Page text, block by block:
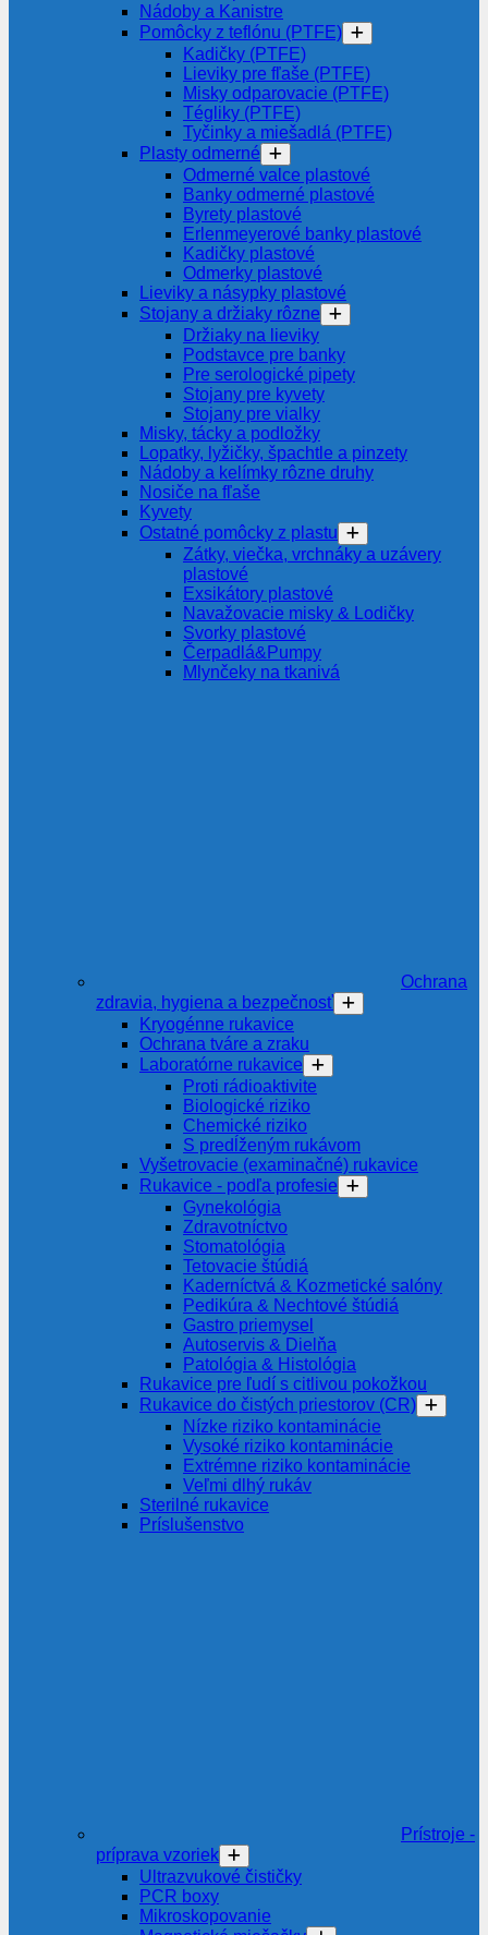
Nádoby a Kanistre
Pomôcky z teflónu (PTFE)
Kadičky (PTFE)
Lieviky pre fľaše (PTFE)
Misky odparovacie (PTFE)
Tégliky (PTFE)
Tyčinky a miešadlá (PTFE)
Plasty odmerné
Odmerné valce plastové
Banky odmerné plastové
Byrety plastové
Erlenmeyerové banky plastové
Kadičky plastové
Odmerky plastové
Lieviky a násypky plastové
Stojany a držiaky rôzne
Držiaky na lieviky
Podstavce pre banky
Pre serologické pipety
Stojany pre kyvety
Stojany pre vialky
Misky, tácky a podložky
Lopatky, lyžičky, špachtle a pinzety
Nádoby a kelímky rôzne druhy
Nosiče na fľaše
Kyvety
Ostatné pomôcky z plastu
Zátky, viečka, vrchnáky a uzávery
plastové
Exsikátory plastové
Navažovacie misky & Lodičky
Svorky plastové
Čerpadlá&Pumpy
Mlynčeky na tkanivá
Ochrana
zdravia, hygiena a bezpečnosť
Kryogénne rukavice
Ochrana tváre a zraku
Laboratórne rukavice
Proti rádioaktivite
Biologické riziko
Chemické riziko
S predĺženým rukávom
Vyšetrovacie (examinačné) rukavice
Rukavice - podľa profesie
Gynekológia
Zdravotníctvo
Stomatológia
Tetovacie štúdiá
Kaderníctvá & Kozmetické salóny
Pedikúra & Nechtové štúdiá
Gastro priemysel
Autoservis & Dielňa
Patológia & Histológia
Rukavice pre ľudí s citlivou pokožkou
Rukavice do čistých priestorov (CR)
Nízke riziko kontaminácie
Vysoké riziko kontaminácie
Extrémne riziko kontaminácie
Veľmi dlhý rukáv
Sterilné rukavice
Príslušenstvo
Prístroje -
príprava vzoriek
Ultrazvukové čističky
PCR boxy
Mikroskopovanie